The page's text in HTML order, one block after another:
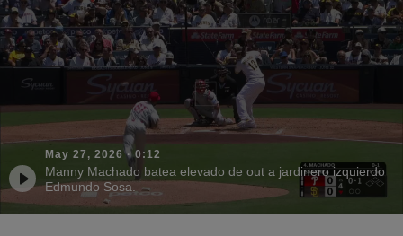
May 27, 2026 · 0:12
Manny Machado batea elevado de out a jardinero izquierdo
Edmundo Sosa.